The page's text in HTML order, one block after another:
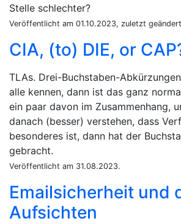
Stelle schlechter?
Veröffentlicht am 01.10.2023, zuletzt
CIA, (to) DIE, or
TLAs. Drei-Buchstaben-
alle kennen, dann ist das ganz
ein paar davon im Zusammenhang,
danach (besser) verstehen, dass
besonderes ist, dann hat der
gebracht.
Veröffentlicht am 31.08.2023.
Emailsicherheit und
Aufsichten